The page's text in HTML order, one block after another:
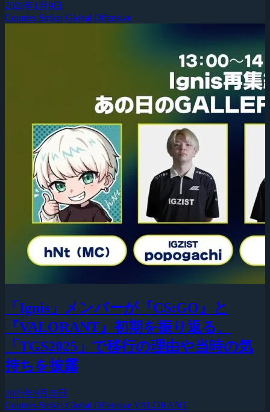
2026年1月9日
Counter-Strike: Global Offensive
「Ignis」メンバーが『CS:GO』と
『VALORANT』初期を振り返る、
「TGS2025」で移行の理由や当時の気
持ちを披露
2025年9月26日
Counter-Strike: Global Offensive VALORANT